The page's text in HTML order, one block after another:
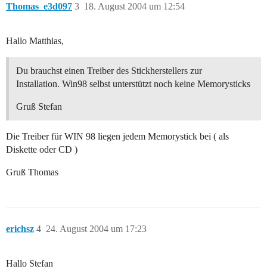
Thomas_e3d097 18. August 2004 um 12:54
3
Hallo Matthias,
Du brauchst einen Treiber des Stickherstellers zur
Installation. Win98 selbst unterstützt noch keine Memorysticks
Gruß Stefan
Die Treiber für WIN 98 liegen jedem Memorystick bei ( als
Diskette oder CD )
Gruß Thomas
erichsz 24. August 2004 um 17:23
4
Hallo Stefan